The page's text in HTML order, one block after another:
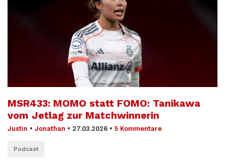
MSR433: MOMO statt FOMO: Tanikawa
vom Jetlag zur Matchwinnerin
Justin • Jonathan • 27.03.2026 • 5 Kommentare
Podcast